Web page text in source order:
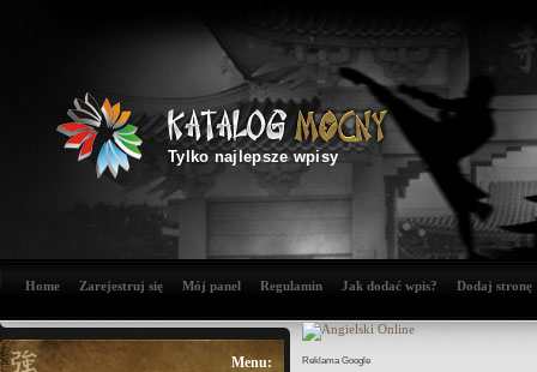
Tylko najlepsze wpisy
Home Zarejestruj się Mój panel Regulamin Jak dodać wpis? Dodaj stronę
Menu: Reklama Google